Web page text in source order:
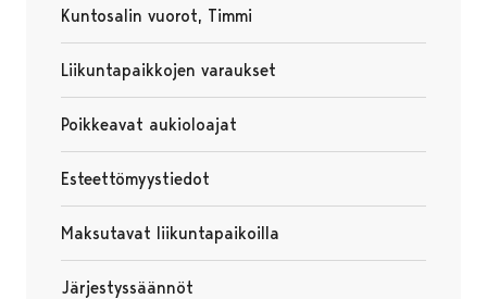
Kuntosalin vuorot, Timmi
Avautuu uudessa välilehdessä
Liikuntapaikkojen varaukset
Poikkeavat aukioloajat
Esteettömyystiedot
Avautuu uudessa välilehdessä
Maksutavat liikuntapaikoilla
Järjestyssäännöt